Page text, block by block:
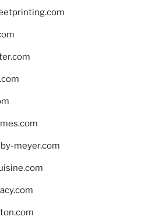
meyer.com